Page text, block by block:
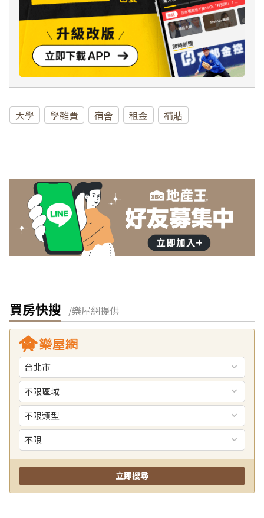
大學 學雜費 宿舍 租金 補貼
買房快搜 /樂屋網提供